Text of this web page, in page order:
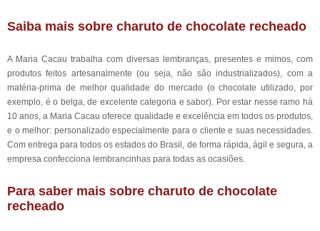
Saiba mais sobre charuto de chocolate recheado
A Maria Cacau trabalha com diversas lembranças, presentes e mimos, com
produtos feitos artesanalmente (ou seja, não são industrializados), com a
matéria-prima de melhor qualidade do mercado (o chocolate utilizado, por
exemplo, é o belga, de excelente categoria e sabor). Por estar nesse ramo há
10 anos, a Maria Cacau oferece qualidade e excelência em todos os produtos,
e o melhor: personalizado especialmente para o cliente e suas necessidades.
Com entrega para todos os estados do Brasil, de forma rápida, ágil e segura, a
empresa confecciona lembrancinhas para todas as ocasiões.
Para saber mais sobre charuto de chocolate
recheado